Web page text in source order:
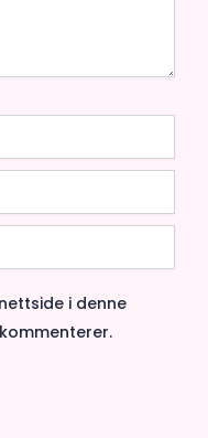
i denne